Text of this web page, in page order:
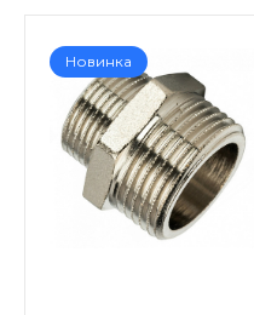
Новинка